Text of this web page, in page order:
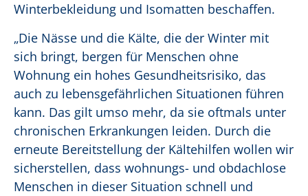
Winterbekleidung und Isomatten beschaffen.
„Die Nässe und die Kälte, die der Winter mit
sich bringt, bergen für Menschen ohne
Wohnung ein hohes Gesundheitsrisiko, das
auch zu lebensgefährlichen Situationen führen
kann. Das gilt umso mehr, da sie oftmals unter
chronischen Erkrankungen leiden. Durch die
erneute Bereitstellung der Kältehilfen wollen wir
sicherstellen, dass wohnungs- und obdachlose
Menschen in dieser Situation schnell und